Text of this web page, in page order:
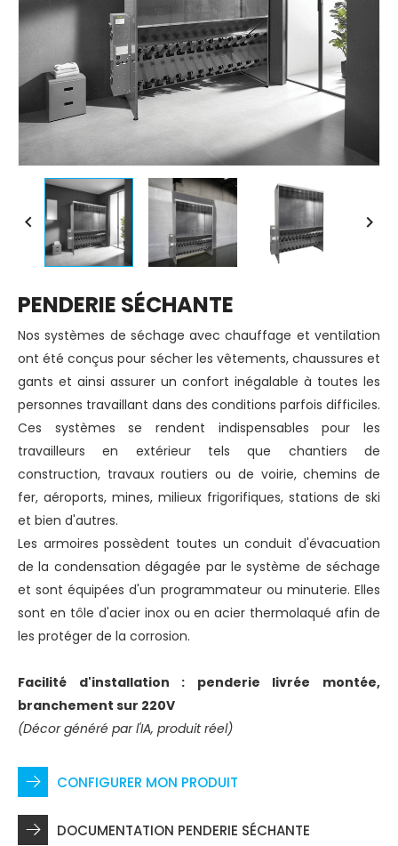
 
PENDERIE SÉCHANTE
Nos systèmes de séchage avec chauffage et ventilation
ont été conçus pour sécher les vêtements, chaussures et
gants et ainsi assurer un confort inégalable à toutes les
personnes travaillant dans des conditions parfois difficiles.
Ces systèmes se rendent indispensables pour les
travailleurs en extérieur tels que chantiers de
construction, travaux routiers ou de voirie, chemins de
fer, aéroports, mines, milieux frigorifiques, stations de ski
et bien d'autres.
Les armoires possèdent toutes un conduit d'évacuation
de la condensation dégagée par le système de séchage
et sont équipées d'un programmateur ou minuterie. Elles
sont en tôle d'acier inox ou en acier thermolaqué afin de
les protéger de la corrosion.
Facilité d'installation : penderie livrée montée,
branchement sur 220V
(Décor généré par l'IA, produit réel)
CONFIGURER MON PRODUIT
DOCUMENTATION PENDERIE SÉCHANTE